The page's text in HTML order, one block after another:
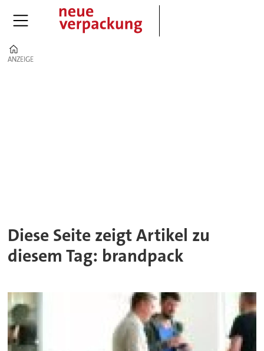
ANZEIGE
ANZEIGE
Diese Seite zeigt Artikel zu
diesem Tag: brandpack